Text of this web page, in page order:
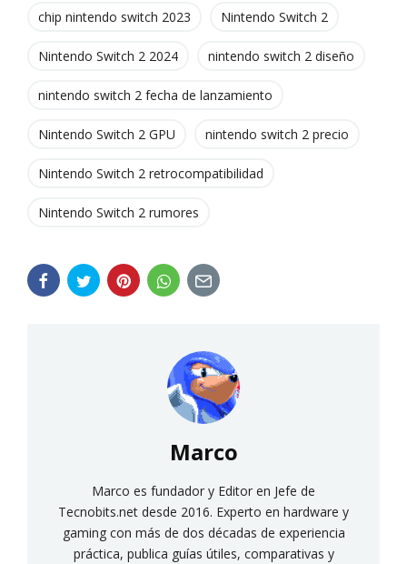
chip nintendo switch 2023 Nintendo Switch 2
Nintendo Switch 2 2024 nintendo switch 2 diseño
nintendo switch 2 fecha de lanzamiento
Nintendo Switch 2 GPU nintendo switch 2 precio
Nintendo Switch 2 retrocompatibilidad
Nintendo Switch 2 rumores
Marco
Marco es fundador y Editor en Jefe de
Tecnobits.net desde 2016. Experto en hardware y
gaming con más de dos décadas de experiencia
práctica, publica guías útiles, comparativas y